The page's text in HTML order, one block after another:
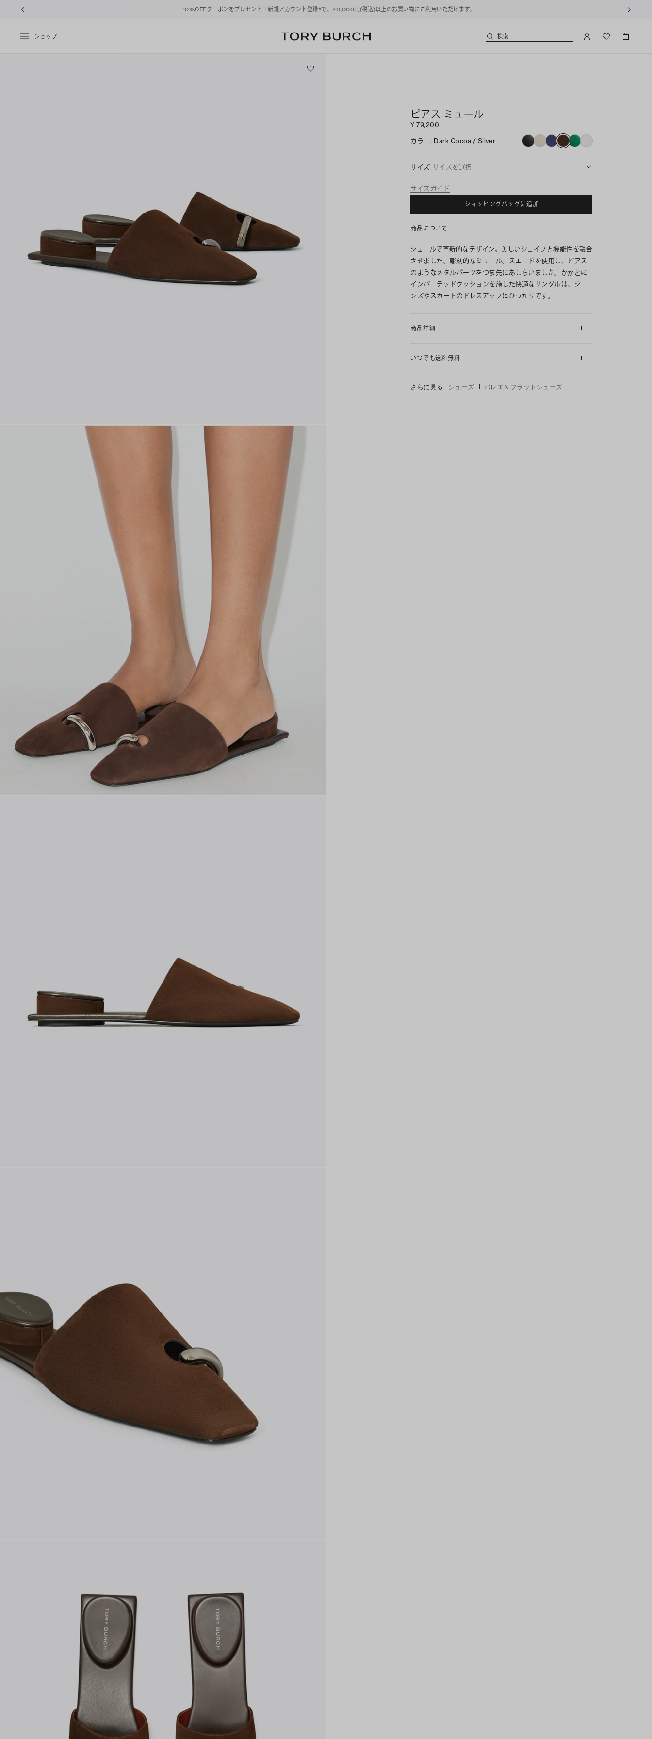
10%OFFクーポンをプレゼント！ 新規アカウント登録*で、20,000円(税込)以上のお買い物にご利用いただけます。
ショップ 検索
ピアス ミュール
¥ 79,200
カラー: Dark Cocoa / Silver
サイズ サイズを選択
サイズガイド
ショッピングバッグに追加
商品について
シュールで革新的なデザイン。美しいシェイプと機能性を融合
させました。彫刻的なミュール。スエードを使用し、ピアス
のようなメタルパーツをつま先にあしらいました。かかとに
インバーテッドクッションを施した快適なサンダルは、ジー
ンズやスカートのドレスアップにぴったりです。
商品詳細
いつでも送料無料
さらに見る シューズ | バレエ＆フラットシューズ